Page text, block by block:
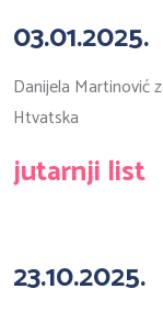
03.01.2025.
Danijela Martinović
Htvatska
jutarnji list
23.10.2025.